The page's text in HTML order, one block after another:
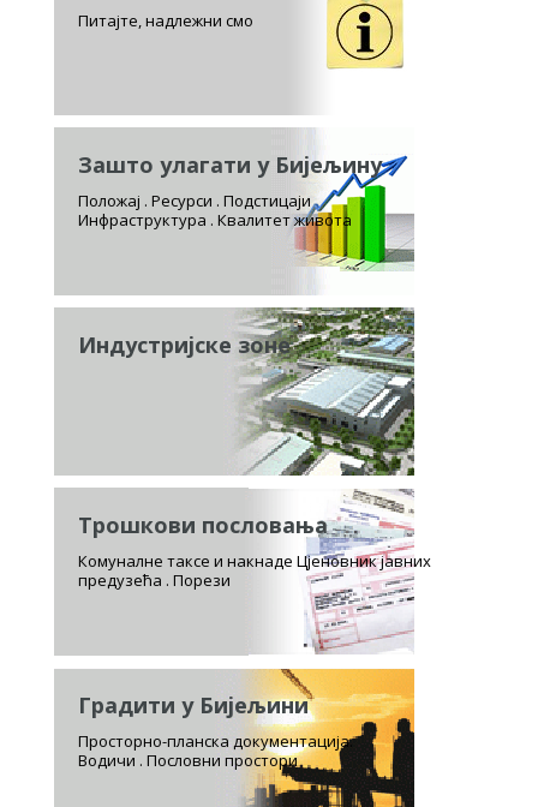
Питајте, надлежни смо
Зашто улагати у Бијељину
Положај . Ресурси . Подстицаји
Инфраструктура . Квалитет живота
Индустријске зоне
Трошкови пословања
Комуналне таксе и накнаде Цјеновник јавних
предузећа . Порези
Градити у Бијељини
Просторно-планска документација.
Водичи . Пословни простори